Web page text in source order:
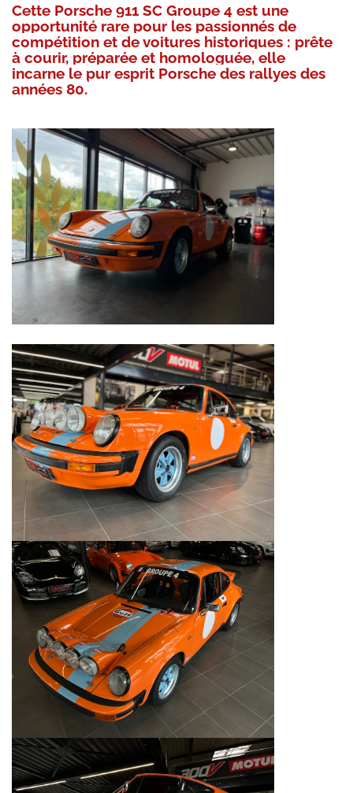
Cette Porsche 911 SC Groupe 4 est une
opportunité rare pour les passionnés de
compétition et de voitures historiques : prête
à courir, préparée et homologuée, elle
incarne le pur esprit Porsche des rallyes des
années 80.